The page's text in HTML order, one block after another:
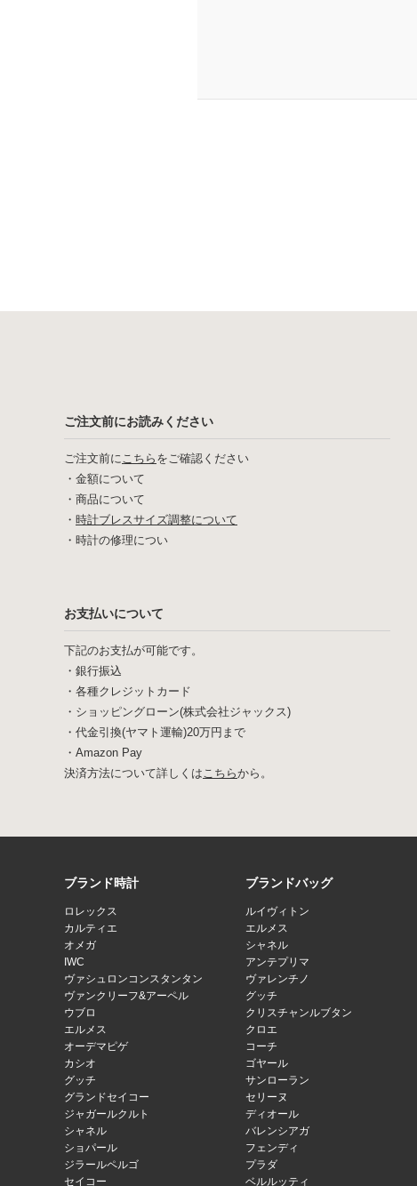
ご注文前にお読みください
ご注文前にこちら をご確認ください
・ 金額について
・ 商品について
・ 時計ブレスサイズ調整について
・ 時計の修理につい
お支払いについて
下記のお支払が可能です。
・銀行振込
・各種クレジットカード
・ショッピングローン(株式会社ジャックス)
・代金引換(ヤマト運輸)20万円まで
・Amazon Pay
決済方法について詳しくはこちらから。
ブランド時計
ロレックス
カルティエ
オメガ
IWC
ヴァシュロンコンスタンタン
ヴァンクリーフ&アーペル
ウブロ
エルメス
オーデマピゲ
カシオ
グッチ
グランドセイコー
ジャガールクルト
シャネル
ショパール
ジラールペルゴ
セイコー
ブランドバッグ
ルイヴィトン
エルメス
シャネル
アンテプリマ
ヴァレンチノ
グッチ
クリスチャンルブタン
クロエ
コーチ
ゴヤール
サンローラン
セリーヌ
ディオール
バレンシアガ
フェンディ
プラダ
ベルルッティ